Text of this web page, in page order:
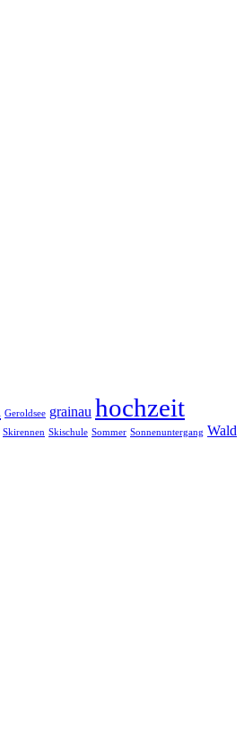
Geroldsee grainau hochzeit
Skirennen Skischule Sommer Sonnenuntergang Wald